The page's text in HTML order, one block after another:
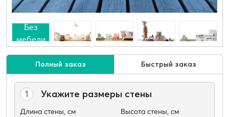
Без
мебели
Полный заказ Быстрый заказ
1 Укажите размеры стены
Длина стены, см Высота стены, см